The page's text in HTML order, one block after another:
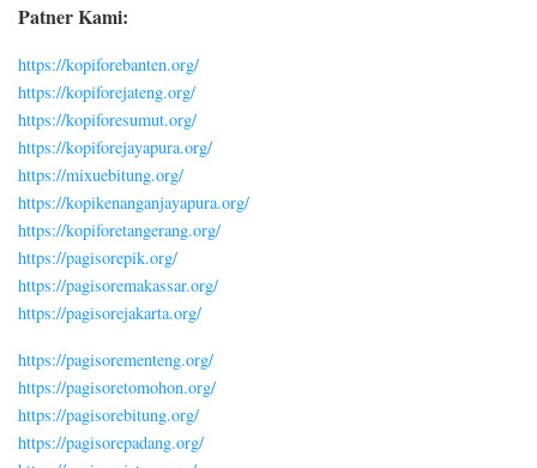
Patner Kami:
https://kopiforebanten.org/
https://kopiforejateng.org/
https://kopiforesumut.org/
https://kopiforejayapura.org/
https://mixuebitung.org/
https://kopikenanganjayapura.org/
https://kopiforetangerang.org/
https://pagisorepik.org/
https://pagisoremakassar.org/
https://pagisorejakarta.org/
https://pagisorementeng.org/
https://pagisoretomohon.org/
https://pagisorebitung.org/
https://pagisorepadang.org/